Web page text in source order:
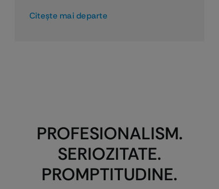
Citeşte mai departe
PROFESIONALISM.
SERIOZITATE.
PROMPTITUDINE.